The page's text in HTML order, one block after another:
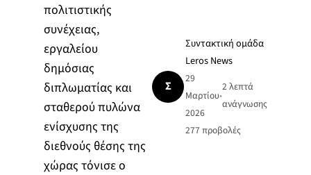
πολιτιστικής
συνέχειας,
εργαλείου
δημόσιας
διπλωματίας και
σταθερού πυλώνα
ενίσχυσης της
διεθνούς θέσης της
χώρας τόνισε ο
Σ
Συντακτική ομάδα
Leros News
29
Μαρτίου
2026
•
2 λεπτά
ανάγνωσης
277 προβολές